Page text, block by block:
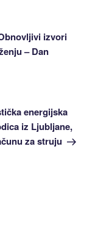
izvori
– Dan
energijska
iz Ljubljane,
za struju